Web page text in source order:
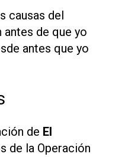
causas del
de que yo
antes que yo
de El
de la Operación